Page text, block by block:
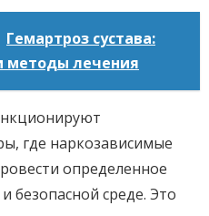
Гемартроз сустава:
методы лечения
где наркозависимые
определенное
безопасной среде. Это